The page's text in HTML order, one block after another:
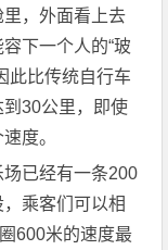
，外面看上去
下一个人的“玻
此比传统自行车
30公里，即使
度。
已经有一条200
乘客们可以相
600米的速度最